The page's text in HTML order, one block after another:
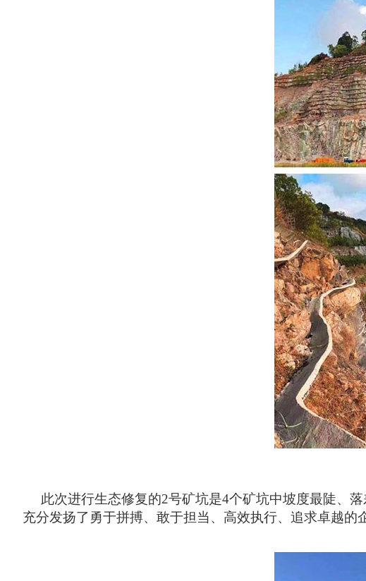
此次进行生态修复的2号矿坑是4个矿坑中坡度最陡、
充分发扬了勇于拼搏、敢于担当、高效执行、追求卓越的